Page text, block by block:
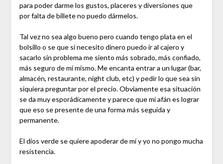
para poder darme los gustos, placeres y diversiones que
por falta de billete no puedo dármelos.
Tal vez no sea algo bueno pero cuando tengo plata en el
bolsillo o se que si necesito dinero puedo ir al cajero y
sacarlo sin problema me siento más sobrado, más confiado,
más seguro de mí mismo. Me encanta entrar a un lugar (bar,
almacén, restaurante, night club, etc) y pedir lo que sea sin
siquiera preguntar por el precio. Obviamente esa situación
se da muy esporádicamente y parece que mi afán es lograr
que eso se presente de una forma más seguida y
permanente.
El dios verde se quiere apoderar de mí y yo no pongo mucha
resistencia.